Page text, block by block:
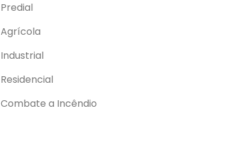
Predial
Agrícola
Industrial
Residencial
Combate a Incêndio